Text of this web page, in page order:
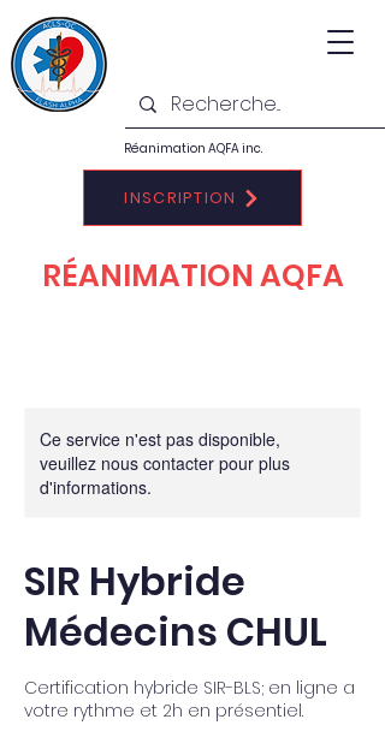
Réanimation AQFA inc.
INSCRIPTION
RÉANIMATION AQFA
Ce service n'est pas disponible,
veuillez nous contacter pour plus
d'informations.
SIR Hybride
Médecins CHUL
Certification hybride SIR-BLS; en ligne a
votre rythme et 2h en présentiel.